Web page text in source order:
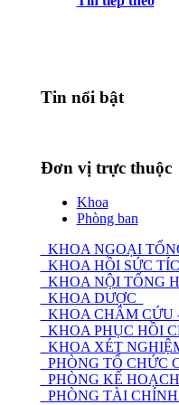
Tin nổi bật
Đơn vị trực thuộc
Khoa
Phòng ban
KHOA NGOẠI
KHOA HỒI SỨC
KHOA NỘI TỔNG
KHOA DƯỢC
KHOA CHÂM CỨU
KHOA PHỤC HỒI
KHOA XÉT
PHÒNG TỔ CHỨC
PHÒNG KẾ
PHÒNG TÀI